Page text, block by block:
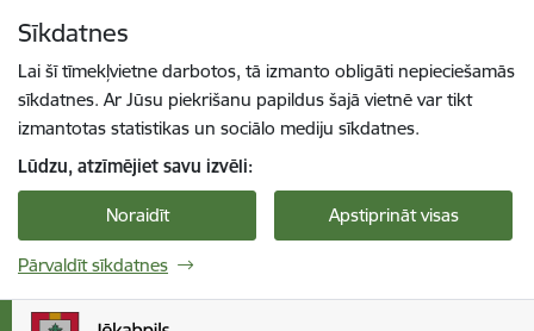
Sīkdatnes
Lai šī tīmekļvietne darbotos, tā izmanto obligāti nepieciešamās
sīkdatnes. Ar Jūsu piekrišanu papildus šajā vietnē var tikt
izmantotas statistikas un sociālo mediju sīkdatnes.
Lūdzu, atzīmējiet savu izvēli:
Noraidīt Apstiprināt visas
Pārvaldīt sīkdatnes